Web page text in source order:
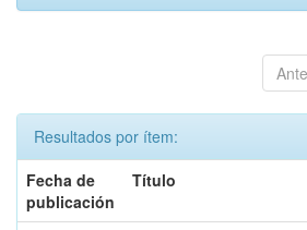
Resultados por ítem:
Fecha de
publicación
Título